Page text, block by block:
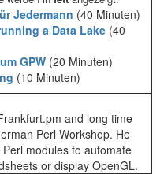
Jedermann‎ (40 Minuten)
a Data Lake‎ (40
GPW‎ (20 Minuten)
(10 Minuten)
and long time
Perl Workshop. He
modules to automate
or display OpenGL.